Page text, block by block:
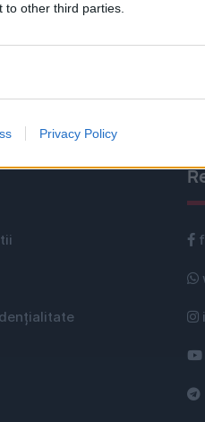
other third parties.
Privacy Policy